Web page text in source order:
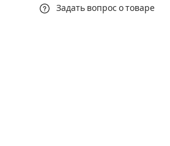
Задать вопрос о товаре